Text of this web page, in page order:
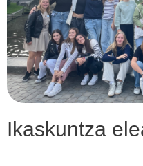
Ikaskuntza